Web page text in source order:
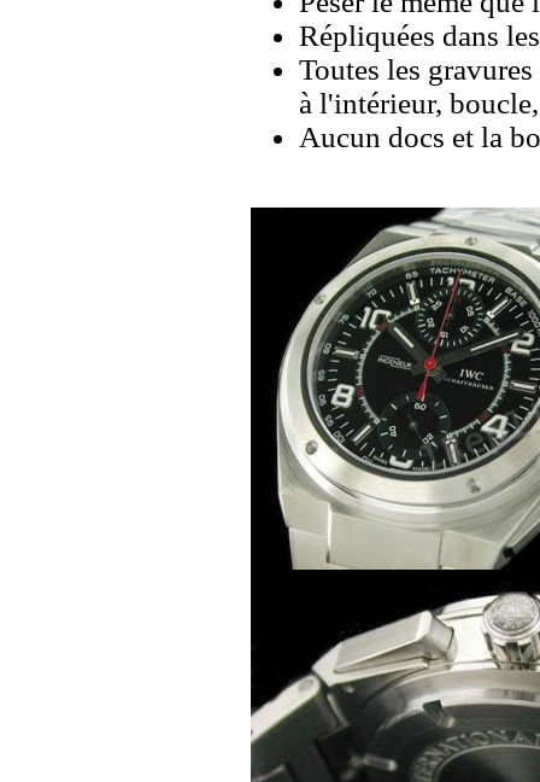
Répliquées dans
Toutes les
à l'intérieur,
Aucun docs et la